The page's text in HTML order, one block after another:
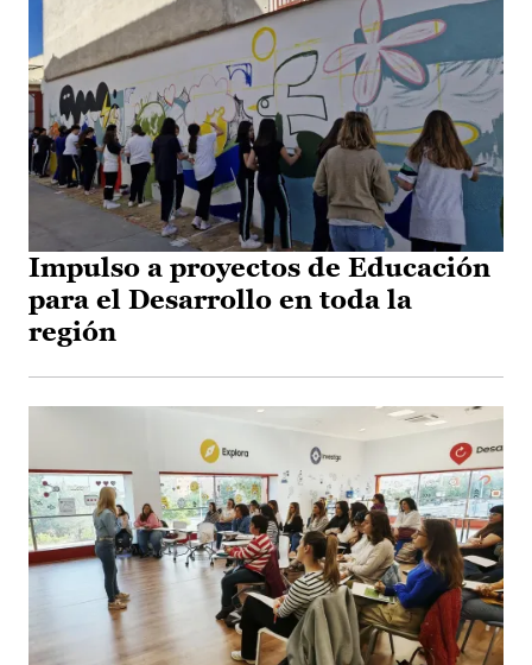
Impulso a proyectos de Educación
para el Desarrollo en toda la
región